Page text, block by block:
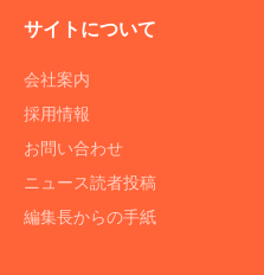
サイトについて
会社案内
採用情報
お問い合わせ
ニュース読者投稿
編集長からの手紙